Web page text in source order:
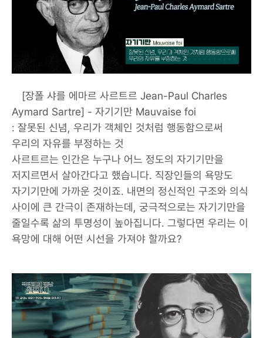
[장폴 샤를 에마르 사르트르 Jean-Paul Charles
Aymard Sartre] - 자기기만 Mauvaise foi
: 잘못된 신념, 우리가 객체인 것처럼 행동함으로써
우리의 자유를 부정하는 것
사르트르는 인간은 누구나 어느 정도의 자기기만을
저지르면서 살아간다고 했습니다. 직장인들의 욕망도
자기기만에 가까운 것이죠. 내면의 정신적인 구조와 의식
사이에 큰 간극이 존재하는데, 궁극적으로는 자기기만을
줄일수록 삶의 투명성이 높아집니다. 그렇다면 우리는 이
욕망에 대해 어떤 시선을 가져야 할까요?